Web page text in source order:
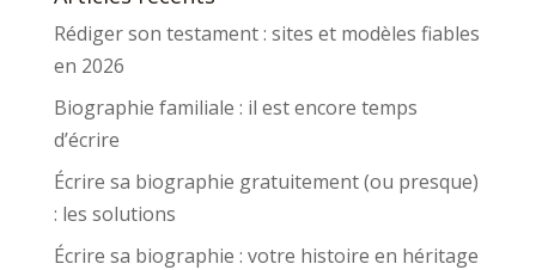
Rédiger son testament : sites et modèles fiables
en 2026
Biographie familiale : il est encore temps
d’écrire
Écrire sa biographie gratuitement (ou presque)
: les solutions
Écrire sa biographie : votre histoire en héritage